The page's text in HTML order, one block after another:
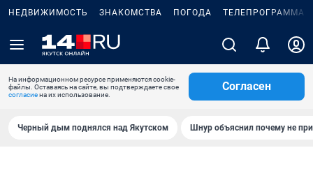
НЕДВИЖИМОСТЬ ЗНАКОМСТВА ПОГОДА ТЕЛЕПРОГРАММА
На информационном ресурсе применяются cookie-
файлы. Оставаясь на сайте, вы подтверждаете свое
согласиена их использование.
Согласен
Черный дым поднялся над Якутском Шнур объяснил почему не